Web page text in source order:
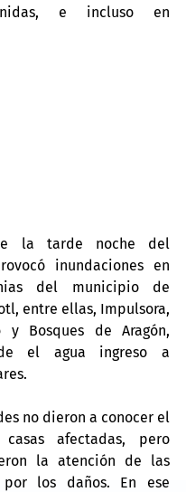
e incluso en
la tarde noche del
inundaciones en
del municipio de
entre ellas, Impulsora,
y Bosques de Aragón,
el agua ingreso a
no dieron a conocer el
afectadas, pero
la atención de las
por los daños. En ese